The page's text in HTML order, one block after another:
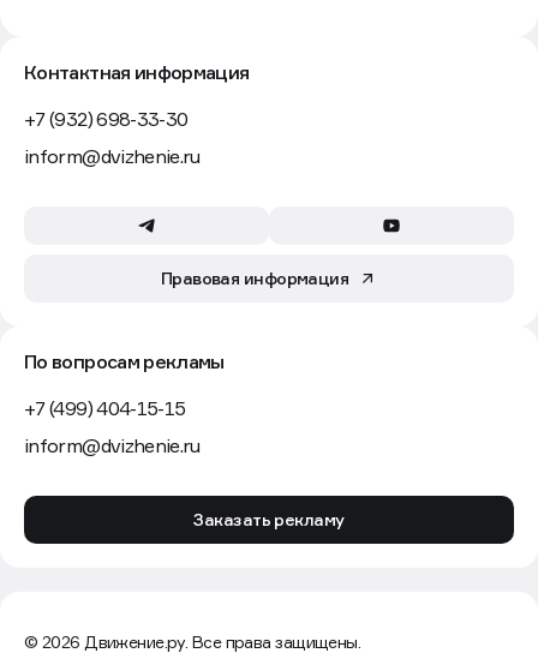
Контактная информация
+7 (932) 698-33-30
inform@dvizhenie.ru
Правовая информация
По вопросам рекламы
+7 (499) 404-15-15
inform@dvizhenie.ru
Заказать рекламу
© 2026 Движение.ру. Все права защищены.